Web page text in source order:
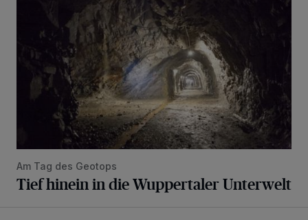
Am Tag des Geotops
Tief hinein in die Wuppertaler Unterwelt